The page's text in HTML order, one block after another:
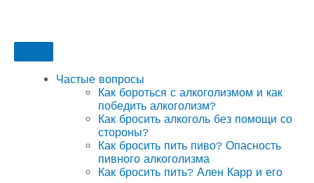
Частые вопросы
Как бороться с алкоголизмом и как
победить алкоголизм?
Как бросить алкоголь без помощи со
стороны?
Как бросить пить пиво? Опасность
пивного алкоголизма
Как бросить пить? Ален Карр и его